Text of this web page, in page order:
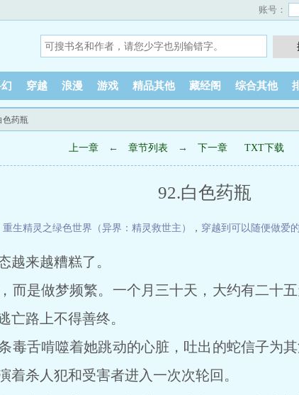
账号：
穿越 浪漫 游戏 精品其他 藏经阁 综合其他
色药瓶
上一章 ← 章节列表 → 下一章 TXT下载
92.白色药瓶
重生精灵之绿色世界（异界：精灵救世主） ， 穿越到可以随便做爱
越来越糟糕了。
是做梦频繁。一个月三十天，大约有二十五
亡路上不得善终。
舌啃噬着她跳动的心脏，吐出的蛇信子为其
着杀人犯和受害者进入一次次轮回。